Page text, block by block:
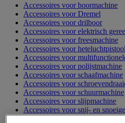
Accessoires voor boormachine
Accessoires voor Dremel
Accessoires voor drilboor
Accessoires voor elektrisch
Accessoires voor freesmachine
Accessoires voor heteluchtpistool
Accessoires voor
Accessoires voor polijstmachine
Accessoires voor schaafmachine
Accessoires voor
Accessoires voor schuurmachine
Accessoires voor slijpmachine
Accessoires voor snij- en
Accessoires voor snij-